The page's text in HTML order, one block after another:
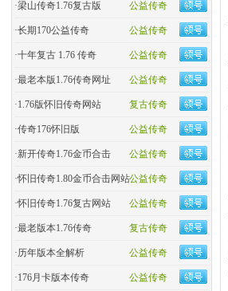
公益传奇
·梁山传奇1.76复古版
公益传奇
·长期170公益传奇
公益传奇
·十年复古 1.76 传奇
公益传奇
·最老本版1.76传奇网址
复古传奇
·1.76版怀旧传奇网站
公益传奇
·传奇176怀旧版
公益传奇
·新开传奇1.76金币合击
公益传奇
·怀旧传奇1.80金币合击网站
公益传奇
·怀旧传奇1.76复古网站
复古传奇
·最老版本1.76传奇
公益传奇
·历年版本全解析
公益传奇
·176月卡版本传奇